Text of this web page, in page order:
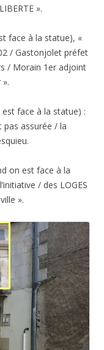
».
face à la statue), «
/ Gastonjolet préfet
/ Morain 1er adjoint
face à la statue) :
pas assurée / la
on est face à la
/ des LOGES
».